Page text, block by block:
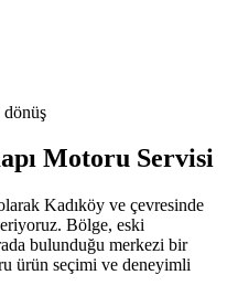
dönüş
Motoru Servisi
Kadıköy ve çevresinde
Bölge, eski
bulunduğu merkezi bir
ürün seçimi ve deneyimli